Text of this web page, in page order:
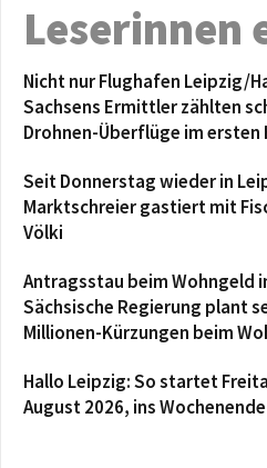
Leserinnen
Nicht nur Flughafen Leipzig/
Sachsens Ermittler zählten
Drohnen-Überflüge im ersten
Seit Donnerstag wieder in
Marktschreier gastiert mit
Völki
Antragsstau beim Wohngeld
Sächsische Regierung plant
Millionen-Kürzungen beim
Hallo Leipzig: So startet
August 2026, ins Wochenende